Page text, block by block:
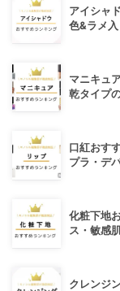
アイシャ
色&ラメ入
マニキュ
乾タイプ
口紅おす
プラ・デ
化粧下地
ス・敏感
クレンジ